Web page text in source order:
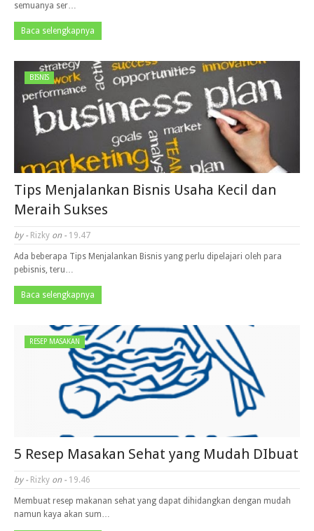
semuanya ser…
Baca selengkapnya
BISNIS
Tips Menjalankan Bisnis Usaha Kecil dan
Meraih Sukses
by - Rizky on - 19.47
Ada beberapa Tips Menjalankan Bisnis yang perlu dipelajari oleh para
pebisnis, teru…
Baca selengkapnya
RESEP MASAKAN
5 Resep Masakan Sehat yang Mudah DIbuat
by - Rizky on - 19.46
Membuat resep makanan sehat yang dapat dihidangkan dengan mudah
namun kaya akan sum…